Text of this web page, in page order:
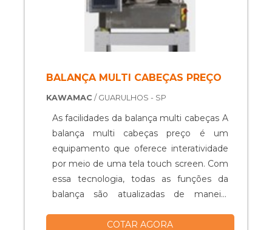
BALANÇA MULTI CABEÇAS PREÇO
KAWAMAC/ GUARULHOS - SP
As facilidades da balança multi cabeças A
balança multi cabeças preço é um
equipamento que oferece interatividade
por meio de uma tela touch screen. Com
essa tecnologia, todas as funções da
balança são atualizadas de maneira
amigável, na própria tela, é possível
COTAR AGORA